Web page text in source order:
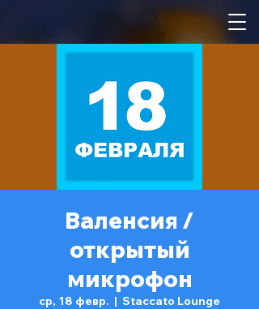
Валенсия /
открытый
микрофон
ср, 18 февр.
  |
Staccato Lounge